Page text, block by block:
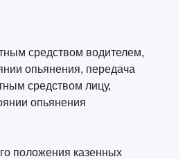
средством водителем,
опьянения, передача
средством лицу,
опьянения
положения казенных